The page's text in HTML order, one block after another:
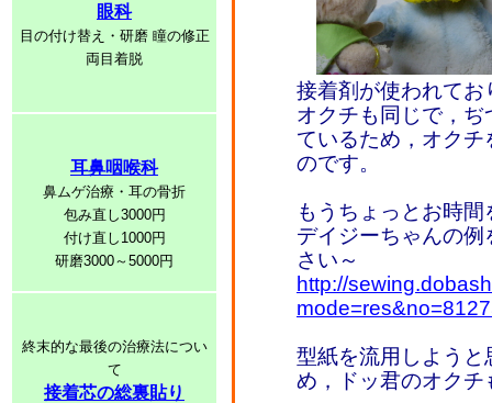
眼科
目の付け替え・研磨 瞳の修正
両目着脱
耳鼻咽喉科
鼻ムゲ治療・耳の骨折
包み直し3000円
付け直し1000円
研磨3000～5000円
終末的な最後の治療法につい
て
接着芯の総裏貼り
接着剤が使われて
オクチも同じで，
ているため，オク
のです。
もうちょっとお時
デイジーちゃんの
さい～
http://
型紙を流用しよう
め，ドッ君のオク